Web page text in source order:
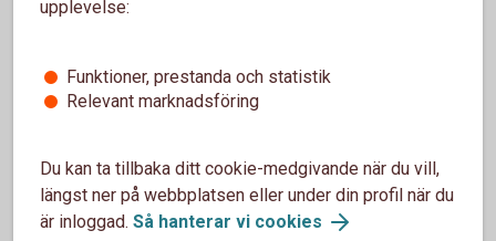
Access Edge Sweden
Swedbank Robur Access Edge – se utveckling
upplevelse:
Funktioner, prestanda och statistik
Relevant marknadsföring
Du kan ta tillbaka ditt cookie-medgivande när du vill,
längst ner på webbplatsen eller under din profil när du
är inloggad. Så hanterar vi cookies